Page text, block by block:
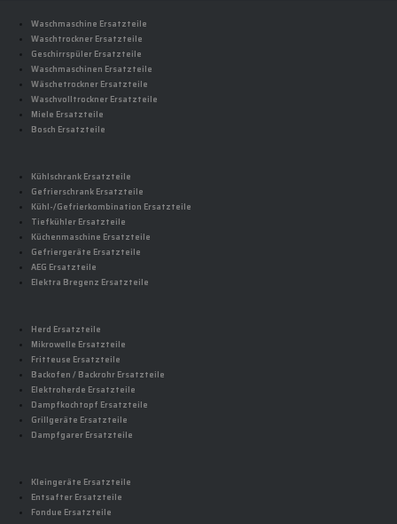
Waschmaschine Ersatzteile
Waschtrockner Ersatzteile
Geschirrspüler Ersatzteile
Waschmaschinen Ersatzteile
Wäschetrockner Ersatzteile
Waschvolltrockner Ersatzteile
Miele Ersatzteile
Bosch Ersatzteile
Kühlschrank Ersatzteile
Gefrierschrank Ersatzteile
Kühl-/Gefrierkombination Ersatzteile
Tiefkühler Ersatzteile
Küchenmaschine Ersatzteile
Gefriergeräte Ersatzteile
AEG Ersatzteile
Elektra Bregenz Ersatzteile
Herd Ersatzteile
Mikrowelle Ersatzteile
Fritteuse Ersatzteile
Backofen / Backrohr Ersatzteile
Elektroherde Ersatzteile
Dampfkochtopf Ersatzteile
Grillgeräte Ersatzteile
Dampfgarer Ersatzteile
Kleingeräte Ersatzteile
Entsafter Ersatzteile
Fondue Ersatzteile